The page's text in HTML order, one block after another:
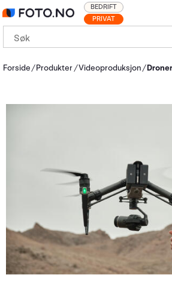
PRIVAT
BEDRIFT
Forside Produkter Videoproduksjon Droner